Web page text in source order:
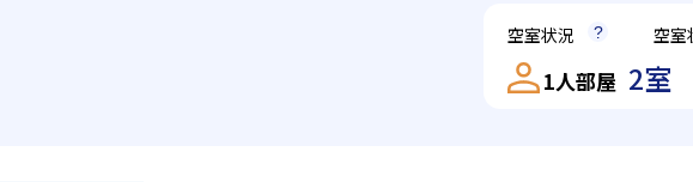
介護費用とお金について
空室状況 空室
1人部屋 2室